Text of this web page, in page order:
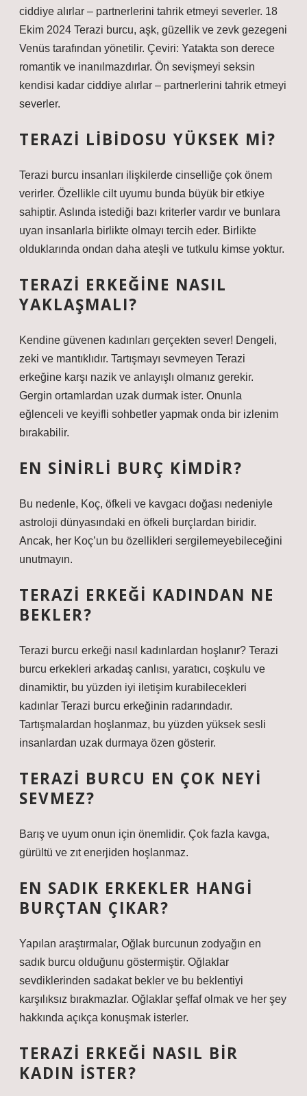
ciddiye alırlar – partnerlerini tahrik etmeyi severler. 18
Ekim 2024 Terazi burcu, aşk, güzellik ve zevk gezegeni
Venüs tarafından yönetilir. Çeviri: Yatakta son derece
romantik ve inanılmazdırlar. Ön sevişmeyi seksin
kendisi kadar ciddiye alırlar – partnerlerini tahrik etmeyi
severler.
TERAZI LIBIDOSU YÜKSEK MI?
Terazi burcu insanları ilişkilerde cinselliğe çok önem
verirler. Özellikle cilt uyumu bunda büyük bir etkiye
sahiptir. Aslında istediği bazı kriterler vardır ve bunlara
uyan insanlarla birlikte olmayı tercih eder. Birlikte
olduklarında ondan daha ateşli ve tutkulu kimse yoktur.
TERAZI ERKEĞINE NASIL
YAKLAŞMALI?
Kendine güvenen kadınları gerçekten sever! Dengeli,
zeki ve mantıklıdır. Tartışmayı sevmeyen Terazi
erkeğine karşı nazik ve anlayışlı olmanız gerekir.
Gergin ortamlardan uzak durmak ister. Onunla
eğlenceli ve keyifli sohbetler yapmak onda bir izlenim
bırakabilir.
EN SINIRLI BURÇ KIMDIR?
Bu nedenle, Koç, öfkeli ve kavgacı doğası nedeniyle
astroloji dünyasındaki en öfkeli burçlardan biridir.
Ancak, her Koç’un bu özellikleri sergilemeyebileceğini
unutmayın.
TERAZI ERKEĞI KADINDAN NE
BEKLER?
Terazi burcu erkeği nasıl kadınlardan hoşlanır? Terazi
burcu erkekleri arkadaş canlısı, yaratıcı, coşkulu ve
dinamiktir, bu yüzden iyi iletişim kurabilecekleri
kadınlar Terazi burcu erkeğinin radarındadır.
Tartışmalardan hoşlanmaz, bu yüzden yüksek sesli
insanlardan uzak durmaya özen gösterir.
TERAZI BURCU EN ÇOK NEYI
SEVMEZ?
Barış ve uyum onun için önemlidir. Çok fazla kavga,
gürültü ve zıt enerjiden hoşlanmaz.
EN SADIK ERKEKLER HANGI
BURÇTAN ÇIKAR?
Yapılan araştırmalar, Oğlak burcunun zodyağın en
sadık burcu olduğunu göstermiştir. Oğlaklar
sevdiklerinden sadakat bekler ve bu beklentiyi
karşılıksız bırakmazlar. Oğlaklar şeffaf olmak ve her şey
hakkında açıkça konuşmak isterler.
TERAZI ERKEĞI NASIL BIR
KADIN ISTER?